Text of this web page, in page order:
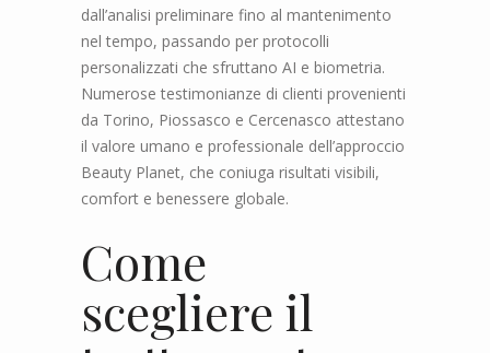
dall’analisi preliminare fino al mantenimento
nel tempo, passando per protocolli
personalizzati che sfruttano AI e biometria.
Numerose testimonianze di clienti provenienti
da Torino, Piossasco e Cercenasco attestano
il valore umano e professionale dell’approccio
Beauty Planet, che coniuga risultati visibili,
comfort e benessere globale.
Come
scegliere il